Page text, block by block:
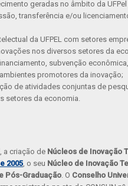
geradas no âmbito da
transferência e/ou
da UFPEL com setores
nos diversos setores da
subvenção
promotores da inovação;
de atividades conjuntas de
setores da economia.
, a criação de Núcleos de Inovação
2005 , o seu Núcleo de Inovação
Pós-Graduação . O Conselho